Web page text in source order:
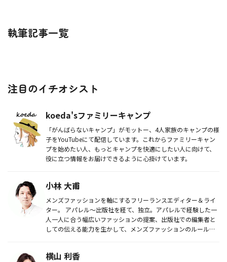
執筆記事一覧
注目のイチオシスト
koeda'sファミリーキャンプ
「がんばらないキャンプ」がモットー、4人家族のキャンプの様
子をYouTubeにて配信しています。これからファミリーキャン
プを始めたい人、もっとキャンプを快適にしたい人に向けて、
役に立つ情報をお届けできるように心掛けています。
小林 大甫
メンズファッションを軸にするフリーランスエディター＆ライ
ター。 アパレル～出版社を経て、独立。アパレルで経験した一
人一人に合う幅広いファッションの提案、出版社での編集者と
しての伝える能力を生かして、メンズファッションのルールや
横山 利香